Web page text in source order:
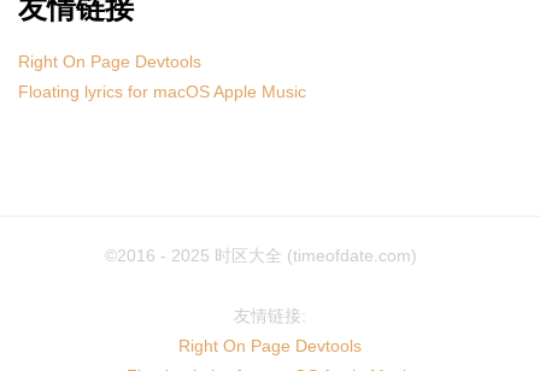
友情链接
Right On Page Devtools
Floating lyrics for macOS Apple Music
©2016 - 2025 时区大全 (timeofdate.com)
友情链接:
Right On Page Devtools